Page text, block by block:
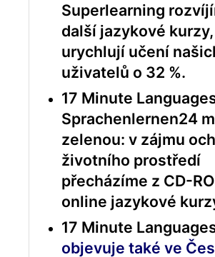
Superlearning
další jazykové
urychlují učení
uživatelů o 32 %.
17 Minute
Sprachenlernen24
zelenou: v zájmu
životního prostředí
přecházíme z CD-
online jazykové
17 Minute
objevuje také ve